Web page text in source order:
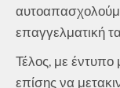
επαγγελματική
Τέλος, με
επίσης να